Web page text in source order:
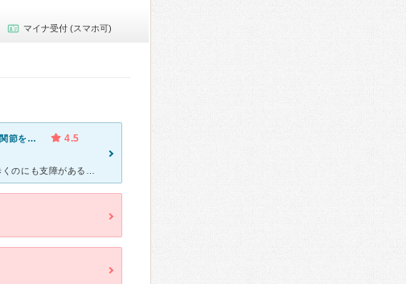
マイナ受付 (スマホ可)
整形外科・手足が痛い（関節を除く） 4.5